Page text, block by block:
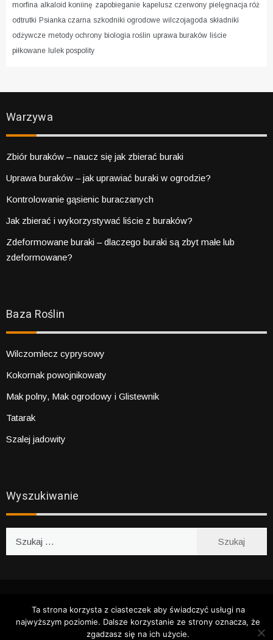
morfina alkaloid koniinę zapobieganie kapelusz czerwony pielęgnacja róż
odtrutki Psianka czarna szkodniki ogrodowe wilczojagoda składniki
odżywcze metody ochrony biologia roślin uprawa buraków liście
piłkowane lulek pospolity
Warzywa
Zbiór buraków – naucz się jak zbierać buraki
Uprawa buraków – jak uprawiać buraki w ogrodzie?
Kontrolowanie gąsienic buraczanych
Jak zbierać i wykorzystywać liście z buraków?
Zdeformowane buraki – dlaczego buraki są zbyt małe lub
zdeformowane?
Baza Roślin
Wilczomlecz cyprysowy
Kokornak powojnikowaty
Mak polny, Mak ogrodowy i Glistewnik
Tatarak
Szalej jadowity
Wyszukiwanie
Ta strona korzysta z ciasteczek aby świadczyć usługi na
najwyższym poziomie. Dalsze korzystanie ze strony oznacza, że
zgadzasz się na ich użycie.